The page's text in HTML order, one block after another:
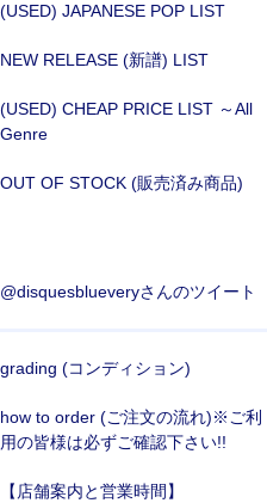
(USED) JAPANESE POP LIST
NEW RELEASE (新譜) LIST
(USED) CHEAP PRICE LIST ～All
Genre
OUT OF STOCK (販売済み商品)
@disquesblueveryさんのツイート
grading (コンディション)
how to order (ご注文の流れ)※ご利
用の皆様は必ずご確認下さい!!
【店舗案内と営業時間】